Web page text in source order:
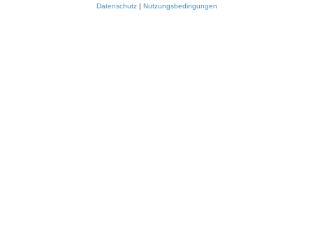
Datenschutz| Nutzungsbedingungen